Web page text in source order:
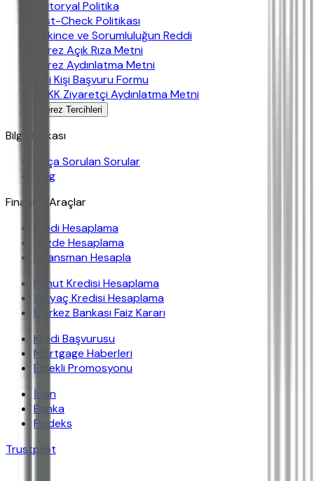
Editoryal Politika
Fast-Check Politikası
Çekince ve Sorumluluğun Reddi
Çerez Açık Rıza Metni
Çerez Aydınlatma Metni
İlgili Kişi Başvuru Formu
KVKK Ziyaretçi Aydınlatma Metni
Çerez Tercihleri
Bilgi Bankası
Sıkça Sorulan Sorular
Blog
Finansal Araçlar
Kredi Hesaplama
Yüzde Hesaplama
Finansman Hesapla
Konut Kredisi Hesaplama
İhtiyaç Kredisi Hesaplama
Merkez Bankası Faiz Kararı
Kredi Başvurusu
Mortgage Haberleri
Emekli Promosyonu
İban
Banka
Findeks
Trustpilot